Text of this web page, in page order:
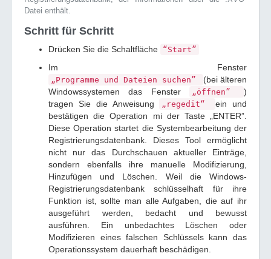
Datei enthält.
Schritt für Schritt
Drücken Sie die Schaltfläche “Start”
Im Fenster
„Programme und Dateien suchen”
(bei älteren
Windowssystemen das Fenster
„öffnen”
)
tragen Sie die Anweisung
„regedit“
ein und
bestätigen die Operation mi der Taste „ENTER”.
Diese Operation startet die Systembearbeitung der
Registrierungsdatenbank. Dieses Tool ermöglicht
nicht nur das Durchschauen aktueller Einträge,
sondern ebenfalls ihre manuelle Modifizierung,
Hinzufügen und Löschen. Weil die Windows-
Registrierungsdatenbank schlüsselhaft für ihre
Funktion ist, sollte man alle Aufgaben, die auf ihr
ausgeführt werden, bedacht und bewusst
ausführen. Ein unbedachtes Löschen oder
Modifizieren eines falschen Schlüssels kann das
Operationssystem dauerhaft beschädigen.